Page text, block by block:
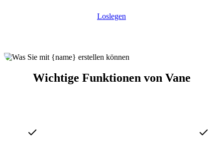
Loslegen
Wichtige Funktionen von Vane